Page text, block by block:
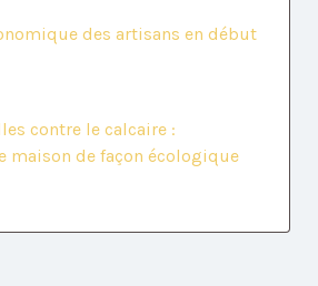
des artisans en début
contre le calcaire :
maison de façon écologique